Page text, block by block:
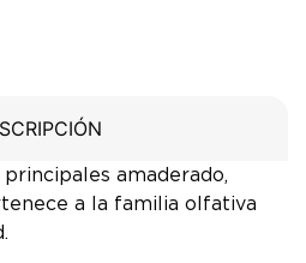
amaderado,
a la familia olfativa